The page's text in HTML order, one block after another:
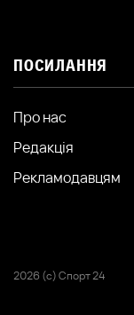
ПОСИЛАННЯ
Про нас
Редакція
Рекламодавцям
2026 (с) Спорт 24